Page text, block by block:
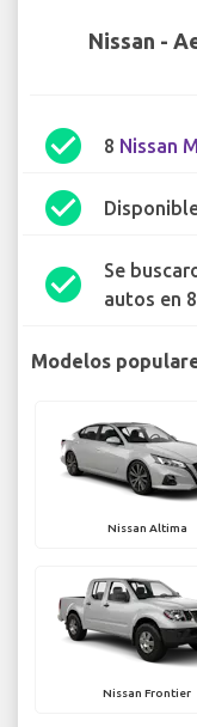
Nissan -
check_circle 8 Nissan
check_circle
check_circle
Se
autos en
Modelos
Nissan Altima
Nissan Frontier